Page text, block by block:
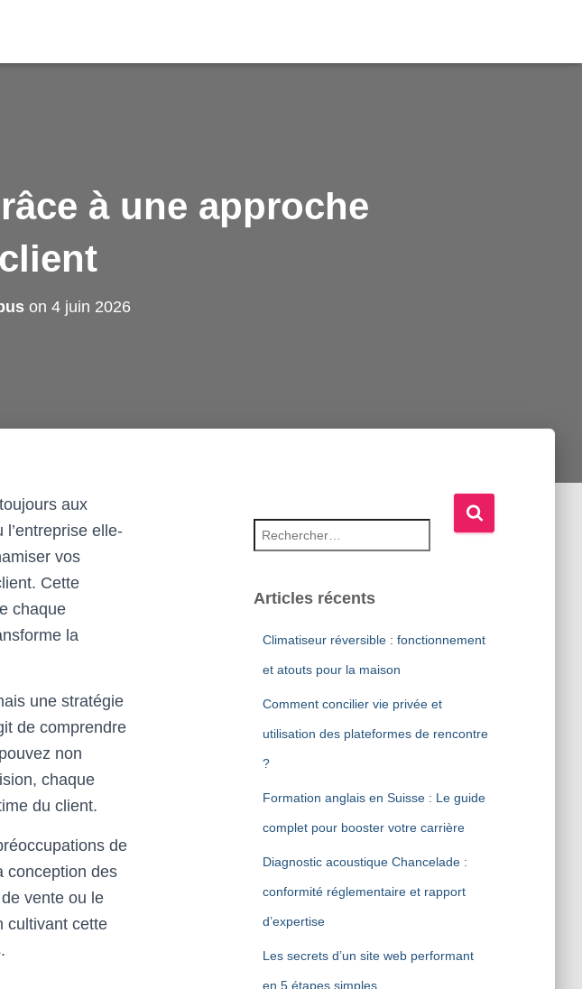
à une approche
on 4 juin 2026
aux
elle-
vos
Cette
chaque
la
une stratégie
de comprendre
non
chaque
du client.
de
conception des
vente ou le
cultivant cette
Articles récents
Climatiseur réversible : fonctionnement
et atouts pour la maison
Comment concilier vie privée et
utilisation des plateformes de rencontre
?
Formation anglais en Suisse : Le guide
complet pour booster votre carrière
Diagnostic acoustique Chancelade :
conformité réglementaire et rapport
d’expertise
Les secrets d’un site web performant
en 5 étapes simples